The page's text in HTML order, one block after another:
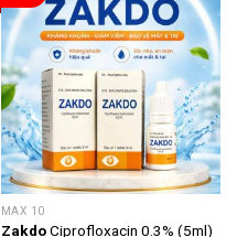
MAX 10
ZakdoCiprofloxacin 0.3% (5ml)